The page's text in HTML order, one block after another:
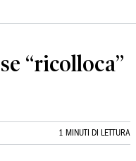
“ricolloca”
1 MINUTI DI LETTURA